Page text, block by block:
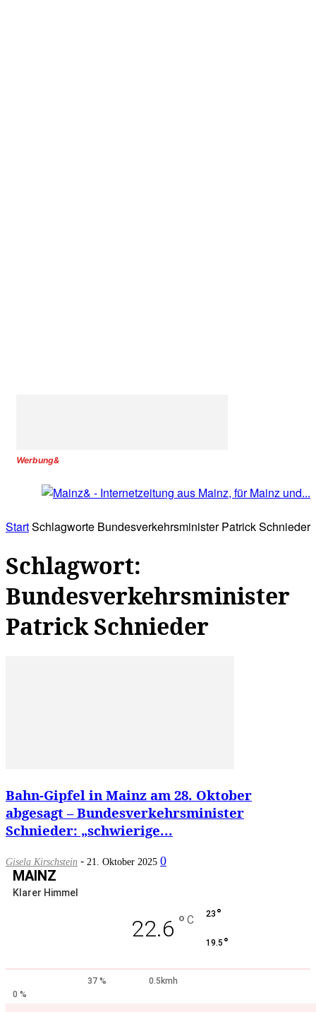
Werbung&
StartSchlagworte Bundesverkehrsminister Patrick Schnieder
Schlagwort:
Bundesverkehrsminister
Patrick Schnieder
Bahn-Gipfel in Mainz am 28. Oktober
abgesagt – Bundesverkehrsminister
Schnieder: „schwierige...
Gisela Kirschstein - 21. Oktober 2025 0
MAINZ
Klarer Himmel
22.6 ° C 23 °
19.5 °
37 %
0.5kmh
0 %